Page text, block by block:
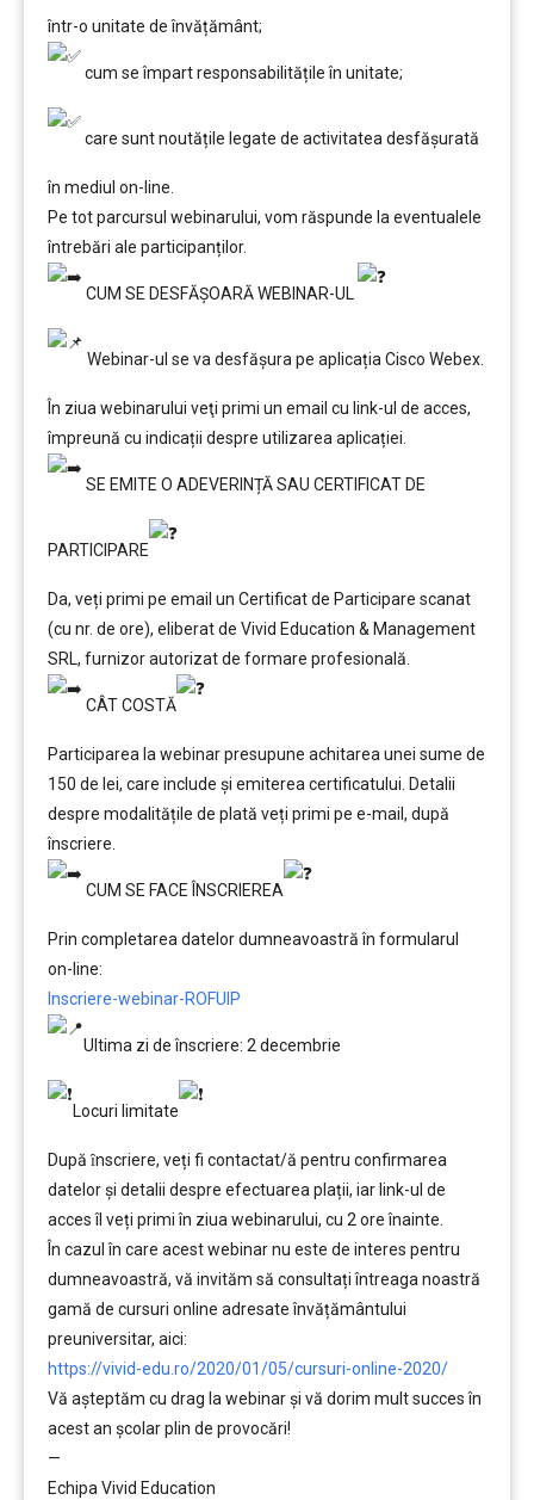
într-o unitate de învățământ;
cum se împart responsabilitățile în unitate;
care sunt noutățile legate de activitatea desfăşurată
în mediul on-line.
Pe tot parcursul webinarului, vom răspunde la eventualele
întrebări ale participanților.
CUM SE DESFĂȘOARĂ WEBINAR-UL
Webinar-ul se va desfășura pe aplicația Cisco Webex.
În ziua webinarului veţi primi un email cu link-ul de acces,
împreună cu indicații despre utilizarea aplicației.
SE EMITE O ADEVERINȚĂ SAU CERTIFICAT DE
PARTICIPARE
Da, veți primi pe email un Certificat de Participare scanat
(cu nr. de ore), eliberat de Vivid Education & Management
SRL, furnizor autorizat de formare profesională.
CÂT COSTĂ
Participarea la webinar presupune achitarea unei sume de
150 de lei, care include şi emiterea certificatului. Detalii
despre modalitățile de plată veți primi pe e-mail, după
înscriere.
CUM SE FACE ÎNSCRIEREA
Prin completarea datelor dumneavoastră în formularul
on-line:
Inscriere-webinar-ROFUIP
Ultima zi de înscriere: 2 decembrie
Locuri limitate
După ȋnscriere, veți fi contactat/ă pentru confirmarea
datelor şi detalii despre efectuarea plații, iar link-ul de
acces îl veți primi în ziua webinarului, cu 2 ore înainte.
În cazul în care acest webinar nu este de interes pentru
dumneavoastră, vă invităm să consultați întreaga noastră
gamă de cursuri online adresate învățământului
preuniversitar, aici:
https://vivid-edu.ro/2020/01/05/cursuri-online-2020/
Vă aşteptăm cu drag la webinar şi vă dorim mult succes în
acest an şcolar plin de provocări!
—
Echipa Vivid Education